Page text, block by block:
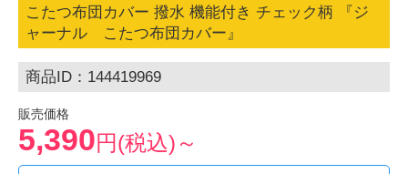
こたつ布団カバー 撥水 機能付き チェック柄 『ジ
ャーナル こたつ布団カバー』
商品ID：144419969
販売価格
5,390円(税込)～